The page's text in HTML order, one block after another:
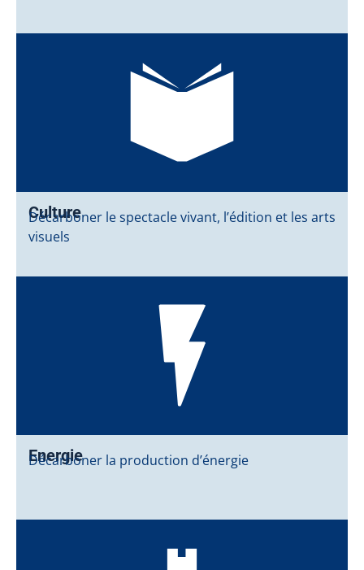
Culture
Décarboner le spectacle vivant, l’édition et les arts
visuels
Energie
Décarboner la production d’énergie